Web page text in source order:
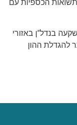
הכספיות עם
בנדל"ן באזורי
להגדלת ההון